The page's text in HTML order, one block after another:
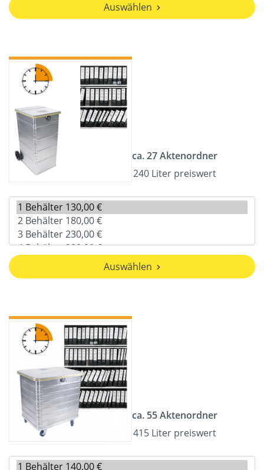
Auswählen
ca. 27 Aktenordner
240 Liter preiswert
Auswählen
ca. 55 Aktenordner
415 Liter preiswert